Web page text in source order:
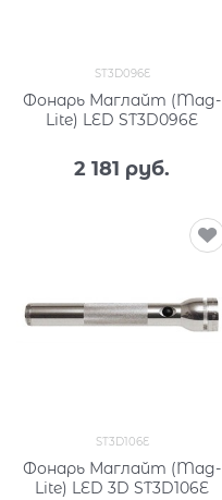
ST3D096E
Фонарь Маглайт (Mag-
Lite) LED ST3D096E
2 181 руб.
ST3D106E
Фонарь Маглайт (Mag-
Lite) LED 3D ST3D106E